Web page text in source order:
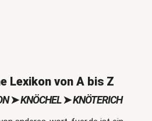
Lexikon von A bis Z
➤KNÖCHEL➤KNÖTERICH